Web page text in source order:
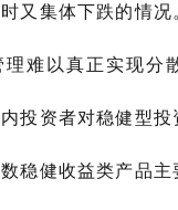
又集体下跌的情况
难以真正实现分
投资者对稳健型投
数稳健收益类产品